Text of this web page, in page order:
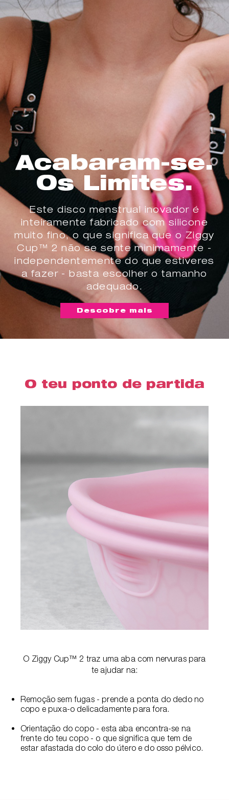
Acabaram-se.
Os Limites.
Este disco menstrual inovador é
inteiramente fabricado com silicone
muito fino, o que significa que o Ziggy
Cup™ 2 não se sente minimamente -
independentemente do que estiveres
a fazer - basta escolher o tamanho
adequado.
Descobre mais
O teu ponto de partida
O Ziggy Cup™ 2 traz uma aba com nervuras para
te ajudar na:
Remoção sem fugas - prende a ponta do dedo no
copo e puxa-o delicadamente para fora.
Orientação do copo - esta aba encontra-se na
frente do teu copo - o que significa que tem de
estar afastada do colo do útero e do osso pélvico.